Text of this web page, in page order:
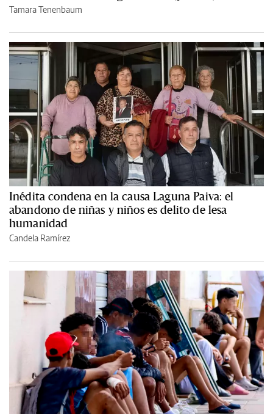
Tamara Tenenbaum
Inédita condena en la causa Laguna Paiva: el
abandono de niñas y niños es delito de lesa
humanidad
Candela Ramírez